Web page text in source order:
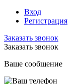
Вход
Регистрация
Заказать звонок
Заказать звонок
Ваше сообщение